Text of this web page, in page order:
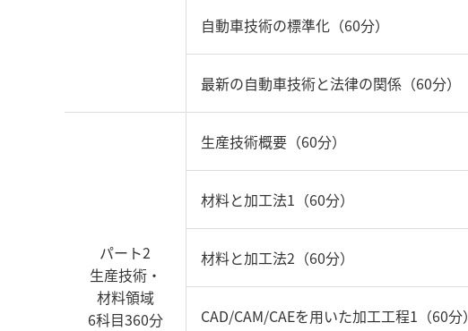
自動車技術の標準化（60分）
最新の自動車技術と法律の関係（60分）
パート2
生産技術・
材料領域
6科目360分
生産技術概要（60分）
材料と加工法1（60分）
材料と加工法2（60分）
CAD/CAM/CAEを用いた加工工程1（60分）